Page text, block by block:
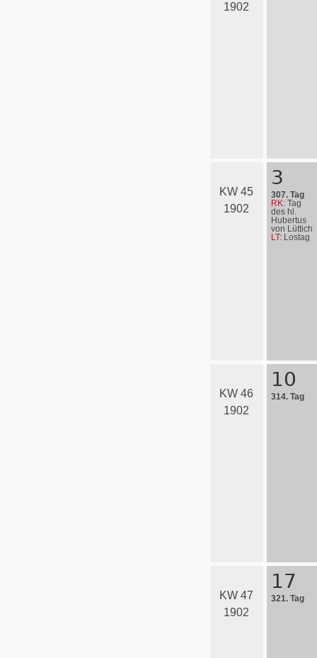
1902
KW 45
1902
3
307. Tag
RK: Tag
des hl.
Hubertus
von Lüttich
LT: Lostag
KW 46
1902
10
314. Tag
KW 47
1902
17
321. Tag